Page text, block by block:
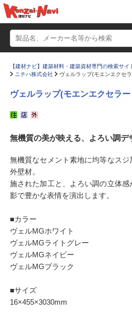
かたなび コ
すまいリング 設
Q＆A
お気に入り
【建材ナビ】建築材料・建築資材専門の検索サイ
ニチハ株式会社
ヴェルラップ(モエンエクセ
ヴェルラップ(モエンエクセラ
無機質の美が映える、よろい調デ
無機質なセメント素地に均等なス
外壁材。
施された加工と、よろい調の立体
影で豊かな表情を演出します。
■カラー
ヴェルMGホワイト
ヴェルMGライトグレー
ヴェルMGネイビー
ヴェルMGブラック
■サイズ
16×455×3030mm